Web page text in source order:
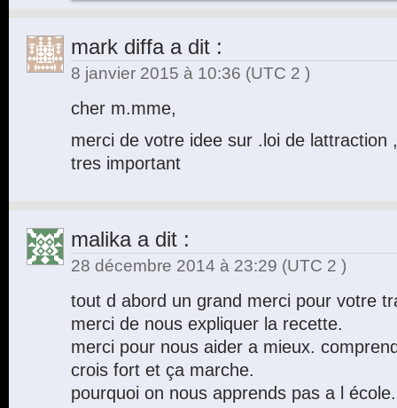
mark diffaa dit :
8 janvier 2015 à 10:36 (UTC 2 )
cher m.mme,
merci de votre idee sur .loi de lattraction
tres important
malikaa dit :
28 décembre 2014 à 23:29 (UTC 2 )
tout d abord un grand merci pour votre
merci de nous expliquer la recette.
merci pour nous aider a mieux.
crois fort et ça marche.
pourquoi on nous apprends pas a l école.